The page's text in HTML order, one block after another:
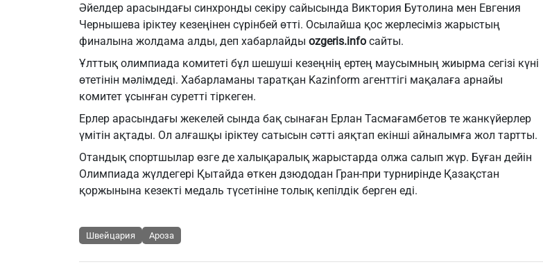
Әйелдер арасындағы синхронды секіру сайысында Виктория Бутолина мен Евгения
Чернышева іріктеу кезеңінен сүрінбей өтті. Осылайша қос жерлесіміз жарыстың
финалына жолдама алды, деп хабарлайды ozgeris.info сайты.
Ұлттық олимпиада комитеті бұл шешуші кезеңнің ертең маусымның жиырма сегізі күні
өтетінін мәлімдеді. Хабарламаны таратқан Kazinform агенттігі мақалаға арнайы
комитет ұсынған суретті тіркеген.
Ерлер арасындағы жекелей сында бақ сынаған Ерлан Тасмағамбетов те жанкүйерлер
үмітін ақтады. Ол алғашқы іріктеу сатысын сәтті аяқтап екінші айналымға жол тартты.
Отандық спортшылар өзге де халықаралық жарыстарда олжа салып жүр. Бұған дейін
Олимпиада жүлдегері Қытайда өткен дзюдодан Гран-при турнирінде Қазақстан
қоржынына кезекті медаль түсетініне толық кепілдік берген еді.
Швейцария Ароза